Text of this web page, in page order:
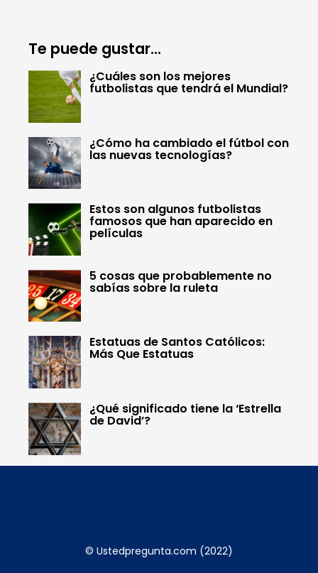
Te puede gustar...
¿Cuáles son los mejores
futbolistas que tendrá el Mundial?
¿Cómo ha cambiado el fútbol con
las nuevas tecnologías?
Estos son algunos futbolistas
famosos que han aparecido en
películas
5 cosas que probablemente no
sabías sobre la ruleta
Estatuas de Santos Católicos:
Más Que Estatuas
¿Qué significado tiene la ‘Estrella
de David’?
© Ustedpregunta.com (2022)